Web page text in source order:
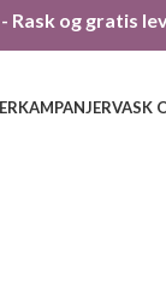
Rask og gratis
KAMPANJERVASK